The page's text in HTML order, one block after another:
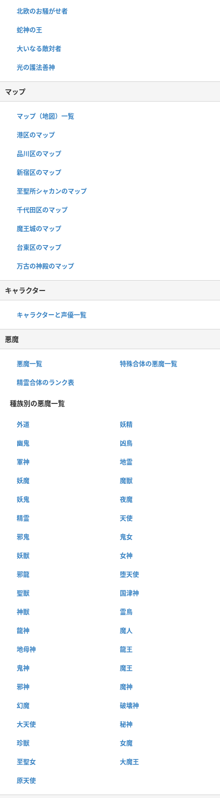
北欧のお騒がせ者
蛇神の王
大いなる敵対者
光の護法善神
マップ
マップ（地図）一覧
港区のマップ
品川区のマップ
新宿区のマップ
至聖所シャカンのマップ
千代田区のマップ
魔王城のマップ
台東区のマップ
万古の神殿のマップ
キャラクター
キャラクターと声優一覧
悪魔
悪魔一覧 特殊合体の悪魔一覧
精霊合体のランク表
種族別の悪魔一覧
外道 妖精
幽鬼 凶鳥
軍神 地霊
妖魔 魔獣
妖鬼 夜魔
精霊 天使
邪鬼 鬼女
妖獣 女神
邪龍 堕天使
聖獣 国津神
神獣 霊鳥
龍神 魔人
地母神 龍王
鬼神 魔王
邪神 魔神
幻魔 破壊神
大天使 秘神
珍獣 女魔
至聖女 大魔王
原天使